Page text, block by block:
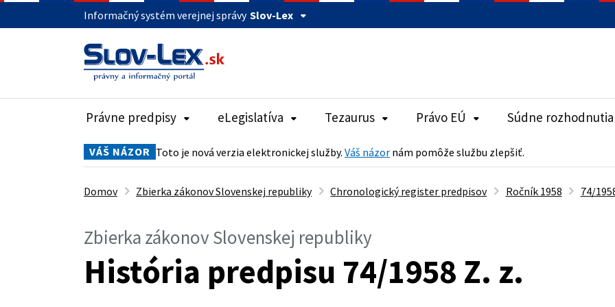
Informačný systém verejnej správy Slov-Lex
Právne predpisy eLegislatíva Tezaurus Právo EÚ Súdne rozhodnutia
VÁŠ NÁZOR Toto je nová verzia elektronickej služby. Váš názor nám pomôže službu zlepšiť.
Domov Zbierka zákonov Slovenskej republiky Chronologický register predpisov Ročník 1958 74/
Zbierka zákonov Slovenskej republiky
História predpisu 74/1958 Z. z.